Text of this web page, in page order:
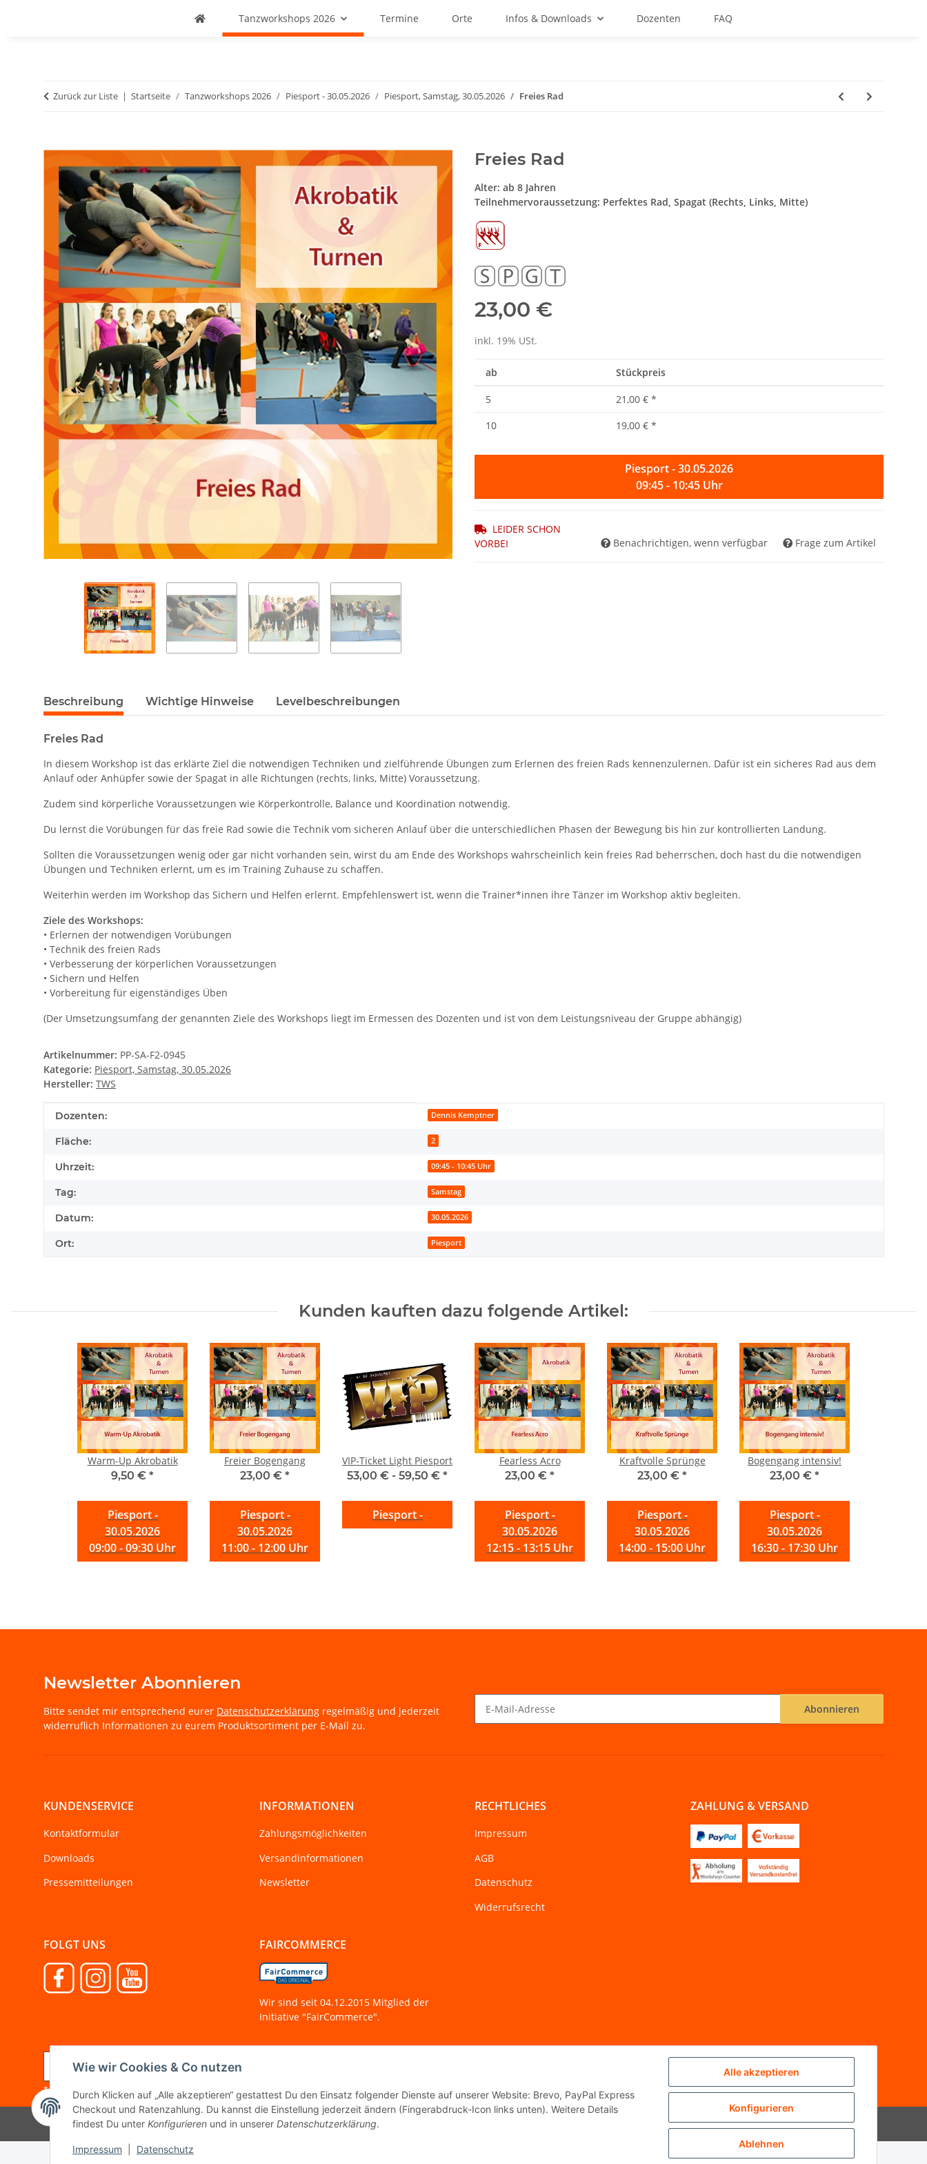
Alle akzeptieren
Konfigurieren
Ablehnen
Wie wir Cookies & Co nutzen
Durch Klicken auf „Alle akzeptieren“ gestattest Du den Einsatz folgender Dienste auf unserer Website: Brevo, PayPal Express
Checkout und Ratenzahlung. Du kannst die Einstellung jederzeit ändern (Fingerabdruck-Icon links unten). Weitere Details
findest Du unter Konfigurieren und in unserer Datenschutzerklärung.
Impressum Datenschutz
Tanzworkshops 2026 Termine Orte Infos & Downloads Dozenten FAQ
Zurück zur Liste Startseite Tanzworkshops 2026 Piesport - 30.05.2026 Piesport, Samstag, 30.05.2026 Freies Rad
Freies Rad
Alter: ab 8 Jahren
Teilnehmervoraussetzung: Perfektes Rad, Spagat (Rechts, Links, Mitte)
23,00 €
inkl. 19% USt.
ab Stückpreis
5 21,00 € *
10
19,00 € *
Piesport - 30.05.2026
09:45 - 10:45 Uhr
LEIDER SCHON
VORBEI
Benachrichtigen, wenn verfügbar Frage zum Artikel
Beschreibung Wichtige Hinweise Levelbeschreibungen
Freies Rad
In diesem Workshop ist das erklärte Ziel die notwendigen Techniken und zielführende Übungen zum Erlernen des freien Rads kennenzulernen. Dafür ist ein sicheres Rad aus dem
Anlauf oder Anhüpfer sowie der Spagat in alle Richtungen (rechts, links, Mitte) Voraussetzung.
Zudem sind körperliche Voraussetzungen wie Körperkontrolle, Balance und Koordination notwendig.
Du lernst die Vorübungen für das freie Rad sowie die Technik vom sicheren Anlauf über die unterschiedlichen Phasen der Bewegung bis hin zur kontrollierten Landung.
Sollten die Voraussetzungen wenig oder gar nicht vorhanden sein, wirst du am Ende des Workshops wahrscheinlich kein freies Rad beherrschen, doch hast du die notwendigen
Übungen und Techniken erlernt, um es im Training Zuhause zu schaffen.
Weiterhin werden im Workshop das Sichern und Helfen erlernt. Empfehlenswert ist, wenn die Trainer*innen ihre Tänzer im Workshop aktiv begleiten.
Ziele des Workshops:
• Erlernen der notwendigen Vorübungen
• Technik des freien Rads
• Verbesserung der körperlichen Voraussetzungen
• Sichern und Helfen
• Vorbereitung für eigenständiges Üben
(Der Umsetzungsumfang der genannten Ziele des Workshops liegt im Ermessen des Dozenten und ist von dem Leistungsniveau der Gruppe abhängig)
Artikelnummer: PP-SA-F2-0945
Kategorie: Piesport, Samstag, 30.05.2026
Hersteller: TWS
Produkteigenschaft
Wert
Dozenten: Dennis Kemptner
Fläche: 2
Uhrzeit: 09:45 - 10:45 Uhr
Tag: Samstag
Datum: 30.05.2026
Ort: Piesport
Kunden kauften dazu folgende Artikel:
Warm-Up Akrobatik
9,50 € *
Piesport -
30.05.2026
09:00 - 09:30 Uhr
Freier Bogengang
23,00 € *
Piesport -
30.05.2026
11:00 - 12:00 Uhr
VIP-Ticket Light Piesport
53,00 € - 59,50 € *
Piesport -
Fearless Acro
23,00 € *
Piesport -
30.05.2026
12:15 - 13:15 Uhr
Kraftvolle Sprünge
23,00 € *
Piesport -
30.05.2026
14:00 - 15:00 Uhr
Bogengang intensiv!
23,00 € *
Piesport -
30.05.2026
16:30 - 17:30 Uhr
Newsletter Abonnieren
Bitte sendet mir entsprechend eurer Datenschutzerklärung regelmäßig und jederzeit
widerruflich Informationen zu eurem Produktsortiment per E-Mail zu.
Abonnieren
KUNDENSERVICE
Kontaktformular
Downloads
Pressemitteilungen
INFORMATIONEN
Zahlungsmöglichkeiten
Versandinformationen
Newsletter
RECHTLICHES
Impressum
AGB
Datenschutz
Widerrufsrecht
ZAHLUNG & VERSAND
FOLGT UNS FAIRCOMMERCE
Wir sind seit 04.12.2015 Mitglied der
Initiative "FairCommerce".
Vertrag widerrufen
* Alle Preise inkl. gesetzlicher MwSt.
© Tanzworkshop.de Powered byJTL-Shop